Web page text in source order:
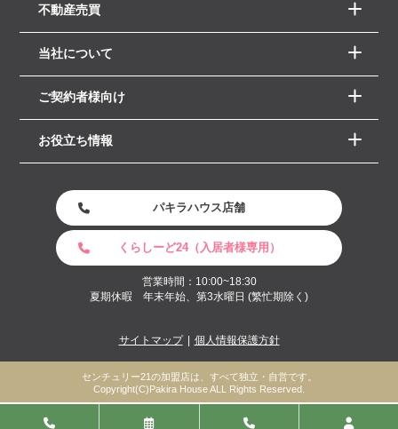
不動産売買
当社について
ご契約者様向け
お役立ち情報
パキラハウス店舗
くらしーど24（入居者様専用）
営業時間：10:00~18:30
夏期休暇 年末年始、第3水曜日 (繁忙期除く)
サイトマップ 個人情報保護方針
センチュリー21の加盟店は、すべて独立・自営です。
Copyright(C)Pakira House ALL Rights Reserved.